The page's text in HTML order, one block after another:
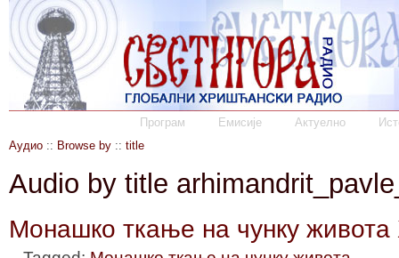
Програм Емисије Актуелно
Аудио :: Browse by :: title
Audio by title
Монашко ткање на чунку живота